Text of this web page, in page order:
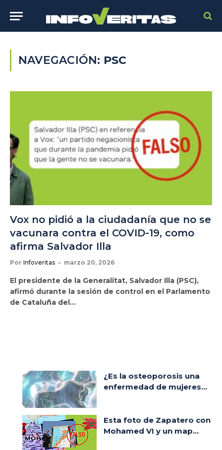
NAVEGACIÓN: PSC
Vox no pidió a la ciudadanía que no se
vacunara contra el COVID-19, como
afirma Salvador Illa
Por Infoveritas marzo 20, 2026
El presidente de la Generalitat, Salvador Illa (PSC),
afirmó durante la sesión de control en el Parlamento
de Cataluña del…
¿Es la osteoporosis una
enfermedad de mujeres...
Esta foto de Zapatero con
Mohamed VI y un map...